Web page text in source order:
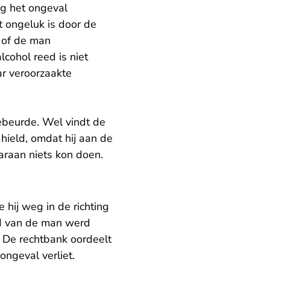
het ongeval
ongeluk is door de
de man
reed is niet
veroorzaakte
Wel vindt de
omdat hij aan de
niets kon doen.
hij weg in de richting
de man werd
rechtbank oordeelt
verliet.